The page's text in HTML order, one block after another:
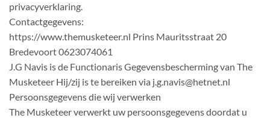
privacyverklaring.
Contactgegevens:
https://www.themusketeer.nl Prins Mauritsstraat 20
Bredevoort 0623074061
J.G Navis is de Functionaris Gegevensbescherming van The
Musketeer Hij/zij is te bereiken via j.g.navis@hetnet.nl
Persoonsgegevens die wij verwerken
The Musketeer verwerkt uw persoonsgegevens doordat u